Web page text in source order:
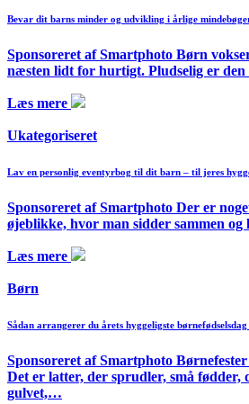
Bevar dit barns minder og udvikling i årlige
Sponsoreret af Smartphoto Børn
næsten lidt for hurtigt. Pludselig er
Læs mere
Ukategoriseret
Lav en personlig eventyrbog til dit barn – til jeres
Sponsoreret af Smartphoto Der er
øjeblikke, hvor man sidder sammen
Læs mere
Børn
Sådan arrangerer du årets hyggeligste
Sponsoreret af Smartphoto
Det er latter, der sprudler, små fødder,
gulvet,…